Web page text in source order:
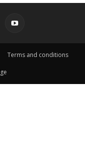
Terms and conditions